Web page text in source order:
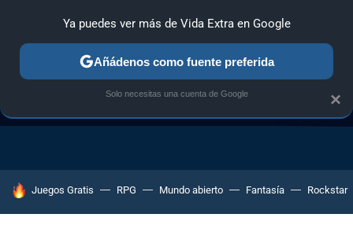
OFERTAS
HOY SE HABLA DE
Juegos Gratis RPG Mundo abierto Fantasía Rockstar
×
Ya puedes ver más de Vida Extra en Google
Añádenos como fuente preferida
Solo necesitas una cuenta de Google